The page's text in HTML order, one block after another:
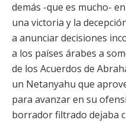
demás -que es mucho-
una victoria y la
a anunciar decisiones
a los países árabes a
de los Acuerdos de
un Netanyahu que
para avanzar en su
borrador filtrado dejaba